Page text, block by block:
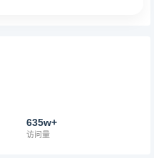
635w+
访问量